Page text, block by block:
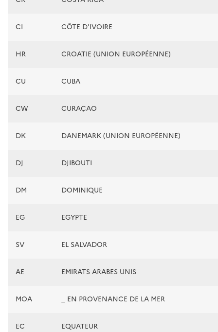
CI CÔTE D'IVOIRE
HR CROATIE (UNION EUROPÉENNE)
CU CUBA
CW CURAÇAO
DK DANEMARK (UNION EUROPÉENNE)
DJ DJIBOUTI
DM DOMINIQUE
EG EGYPTE
SV EL SALVADOR
AE EMIRATS ARABES UNIS
MOA _ EN PROVENANCE DE LA MER
EC EQUATEUR